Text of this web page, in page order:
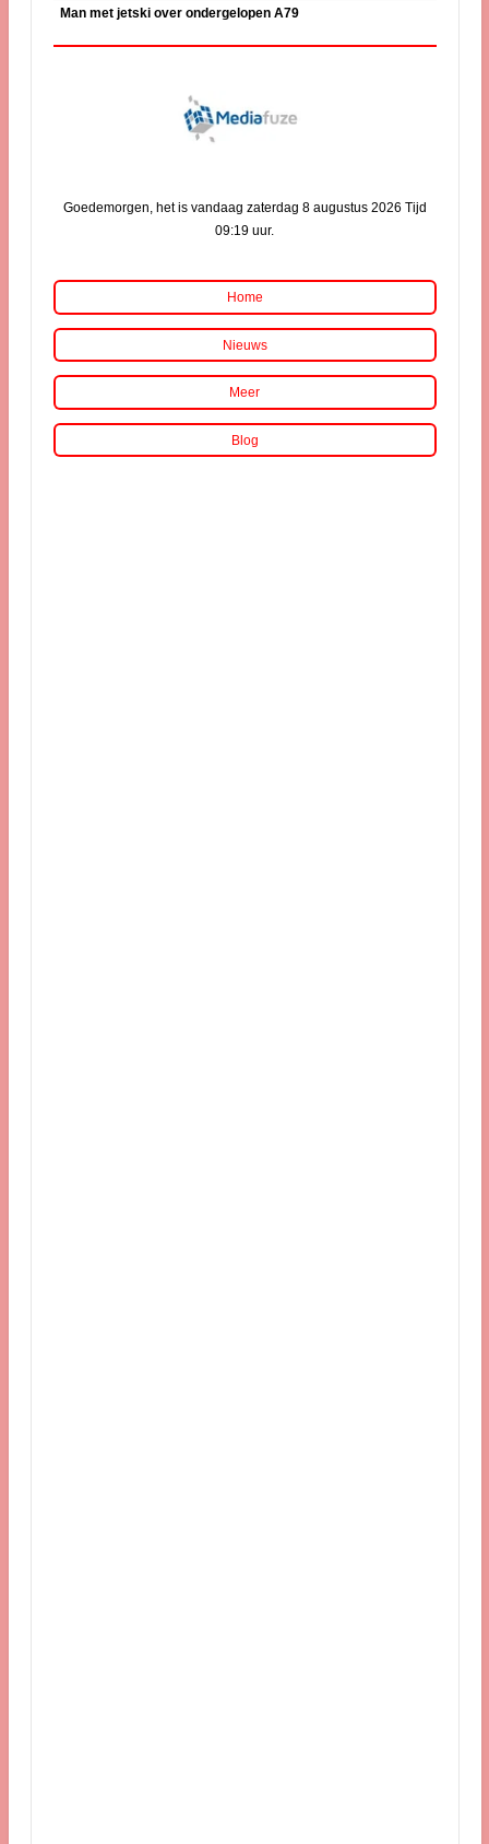
Man met jetski over ondergelopen A79
Goedemorgen, het is vandaag zaterdag 8 augustus 2026 Tijd
09:19 uur.
Home
Nieuws
Meer
Blog